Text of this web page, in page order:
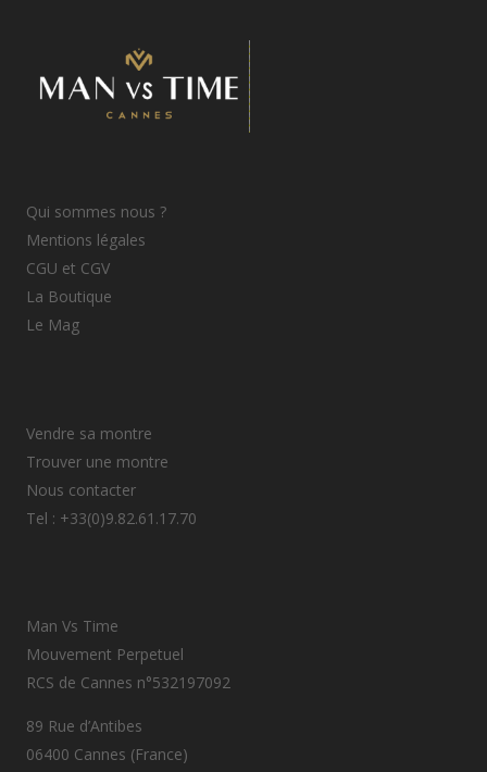
Qui sommes nous ?
Mentions légales
CGU et CGV
La Boutique
Le Mag
Vendre sa montre
Trouver une montre
Nous contacter
Tel : +33(0)9.82.61.17.70
Man Vs Time
Mouvement Perpetuel
RCS de Cannes n°532197092
89 Rue d’Antibes
06400 Cannes (France)